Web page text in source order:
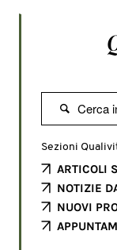

Sezioni
ARTICOLI
NOTIZIE
NUOVI